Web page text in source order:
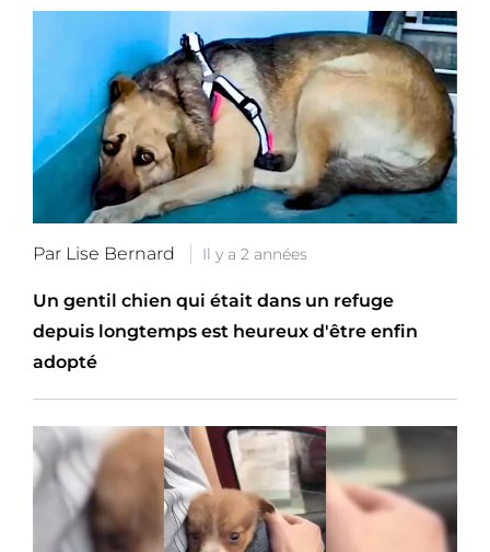
Par Lise Bernard Il y a 2 années
Un gentil chien qui était dans un refuge
depuis longtemps est heureux d'être enfin
adopté